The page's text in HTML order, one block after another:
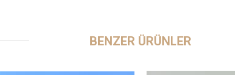
BENZER ÜRÜNLER